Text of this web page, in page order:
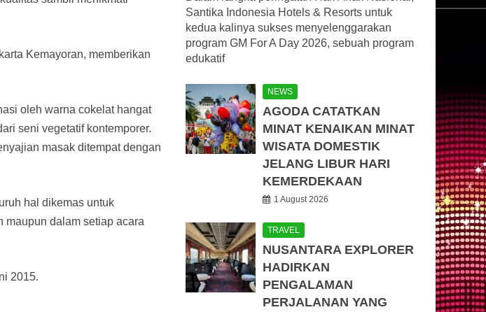
Kemayoran, memberikan
oleh warna cokelat hangat
seni vegetatif kontemporer.
masak ditempat dengan
hal dikemas untuk
maupun dalam setiap acara
2015.
Santika Indonesia Hotels & Resorts untuk
kedua kalinya sukses menyelenggarakan
program GM For A Day 2026, sebuah program
edukatif
NEWS
AGODA CATATKAN
MINAT KENAIKAN MINAT
WISATA DOMESTIK
JELANG LIBUR HARI
KEMERDEKAAN
1 August 2026
TRAVEL
NUSANTARA EXPLORER
HADIRKAN
PENGALAMAN
PERJALANAN YANG